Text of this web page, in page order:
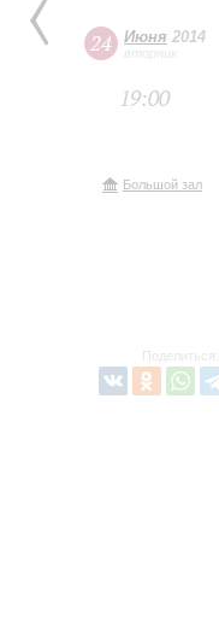
24 Июня 2014
вторник
19:00
Большой зал
Поделиться: